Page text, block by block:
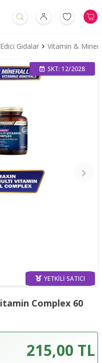
Gıdalar Vitamin &
YETKILI SATICI
SKT: 12/2028
Complex 60
215,00 TL